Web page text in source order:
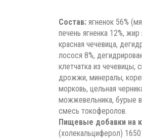
Состав: ягненок 56%
печень ягненка 12%,
красная чечевица,
лосося 8%,
клетчатка из чечевицы,
дрожжи, минералы,
морковь, цельная
можжевельника, бурые
смесь токоферолов.
Пищевые добавки на
(холекальциферол)